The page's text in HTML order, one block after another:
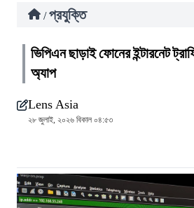
/ প্রযুক্তি
ভিপিএন ছাড়াই ফোনের ইন্টারনেট
অ্যাপ
Lens Asia
২৮ জুলাই, ২০২৬ বিকাল ০৪:৫৩